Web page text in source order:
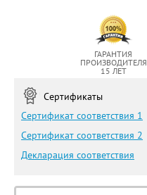
ГАРАНТИЯ
ПРОИЗВОДИТЕЛЯ
15 ЛЕТ
Сертификаты
Сертификат соответствия 1
Сертификат соответствия 2
Декларация соответствия